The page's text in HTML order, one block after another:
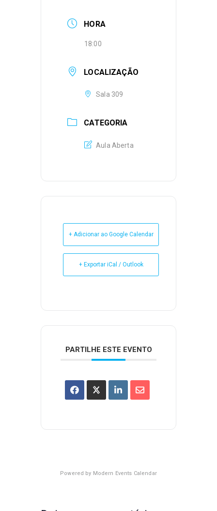
HORA
18:00
LOCALIZAÇÃO
Sala 309
CATEGORIA
Aula Aberta
+ Adicionar ao Google Calendar
+ Exportar iCal / Outlook
PARTILHE ESTE EVENTO
Powered by Modern Events Calendar